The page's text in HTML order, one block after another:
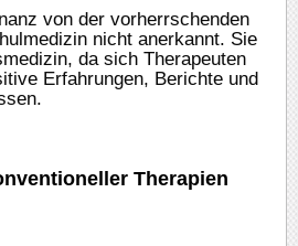
von der vorherrschenden
nicht anerkannt. Sie
da sich Therapeuten
Erfahrungen, Berichte und
Therapien